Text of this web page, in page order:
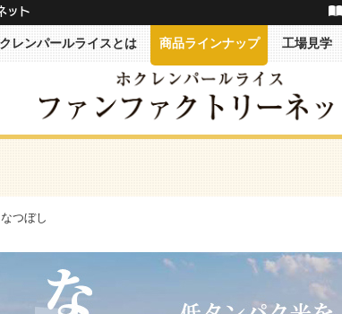
ット
レンパールライスとは 商品ラインナップ 工場見学
つぼし